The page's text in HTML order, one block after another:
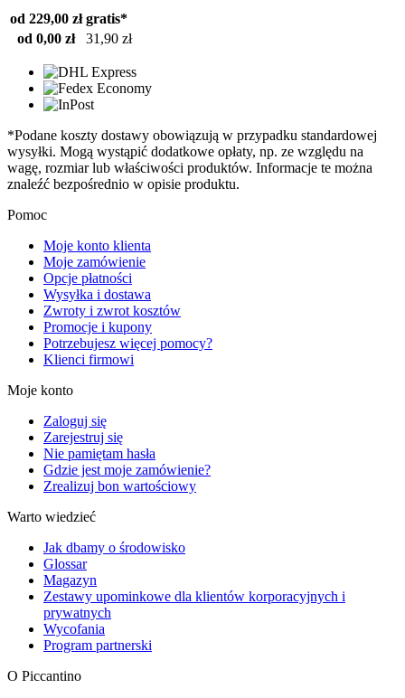
od 229,00 zł gratis*
od 0,00 zł
31,90 zł
*Podane koszty dostawy obowiązują w przypadku standardowej
wysyłki. Mogą wystąpić dodatkowe opłaty, np. ze względu na
wagę, rozmiar lub właściwości produktów. Informacje te można
znaleźć bezpośrednio w opisie produktu.
Pomoc
Moje konto klienta
Moje zamówienie
Opcje płatności
Wysyłka i dostawa
Zwroty i zwrot kosztów
Promocje i kupony
Potrzebujesz więcej pomocy?
Klienci firmowi
Moje konto
Zaloguj się
Zarejestruj się
Nie pamiętam hasła
Gdzie jest moje zamówienie?
Zrealizuj bon wartościowy
Warto wiedzieć
Jak dbamy o środowisko
Glossar
Magazyn
Zestawy upominkowe dla klientów korporacyjnych i
prywatnych
Wycofania
Program partnerski
O Piccantino